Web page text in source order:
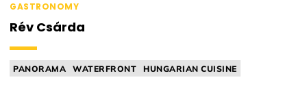
GASTRONOMY
Rév Csárda
PANORAMA WATERFRONT
HUNGARIAN CUISINE